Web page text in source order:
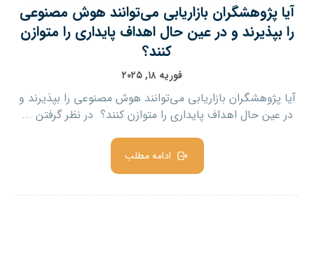
آیا پژوهشگران بازاریابی می‌توانند هوش مصنوعی
را بپذیرند و در عین حال اهداف پایداری را متوازن
کنند؟
فوریه ۱۸, ۲۰۲۵
آیا پژوهشگران بازاریابی می‌توانند هوش مصنوعی را بپذیرند و
در عین حال اهداف پایداری را متوازن کنند؟ در نظر گرفتن ...
ادامه مطلب